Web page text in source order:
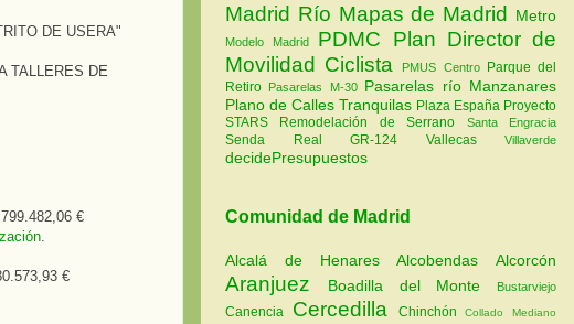
DE USERA"
TALLERES DE
€
€
Madrid Río Mapas de Madrid Metro
Modelo Madrid PDMC Plan Director de
Movilidad Ciclista
PMUS Centro Parque del
Retiro Pasarelas M-30 Pasarelas río Manzanares
Plano de Calles Tranquilas Plaza España Proyecto
STARS Remodelación de Serrano Santa Engracia
Senda Real GR-124 Vallecas Villaverde
decidePresupuestos
Comunidad de Madrid
Alcalá de HenaresAlcobendas Alcorcón
Aranjuez Boadilla del Monte Bustarviejo
Canencia Cercedilla ChinchónCollado Mediano